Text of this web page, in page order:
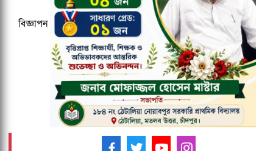
২০২৭ ক্রিকেট বিশ্বকাপের ১২ ভেন্যু ঘোষণা,
আয়োজক তিন দেশ
বিজ্ঞাপন